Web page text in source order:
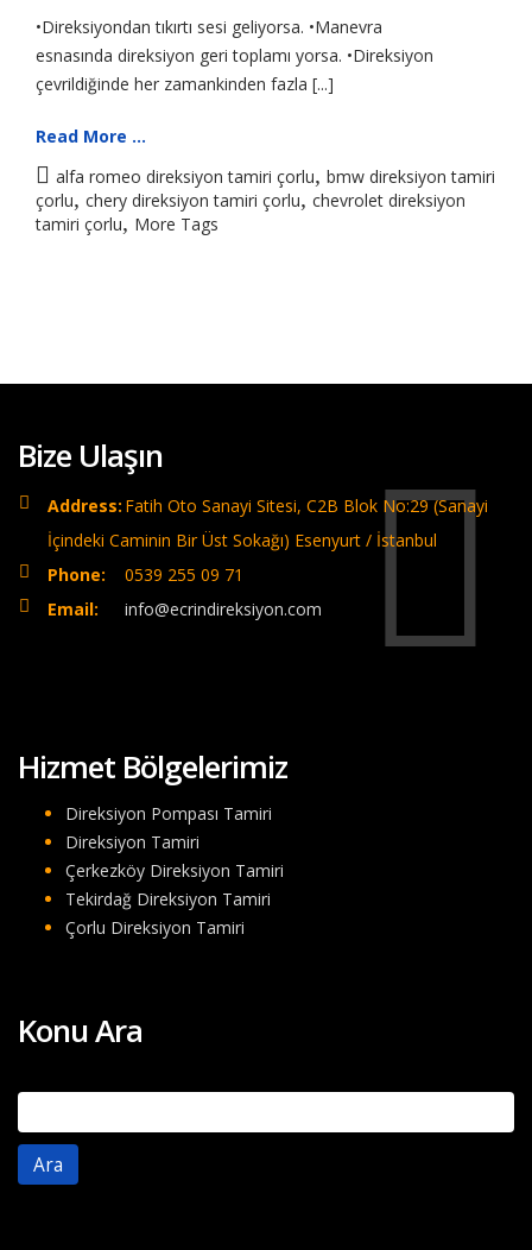
•Direksiyondan tıkırtı sesi geliyorsa. •Manevra
esnasında direksiyon geri toplamı yorsa. •Direksiyon
çevrildiğinde her zamankinden fazla [...]
Read More ...
alfa romeo direksiyon tamiri çorlu, bmw direksiyon tamiri
çorlu, chery direksiyon tamiri çorlu, chevrolet direksiyon
tamiri çorlu, More Tags
Bize Ulaşın
Address: Fatih Oto Sanayi Sitesi, C2B Blok No:29 (Sanayi
İçindeki Caminin Bir Üst Sokağı) Esenyurt / İstanbul
Phone:
0539 255 09 71
Email:
info@ecrindireksiyon.com
Hizmet Bölgelerimiz
Direksiyon Pompası Tamiri
Direksiyon Tamiri
Çerkezköy Direksiyon Tamiri
Tekirdağ Direksiyon Tamiri
Çorlu Direksiyon Tamiri
Konu Ara
Arama: